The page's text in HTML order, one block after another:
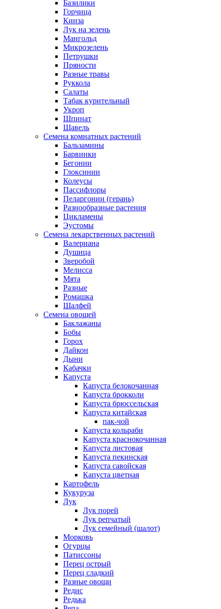
Базилики
Горчица
Кинза
Лук на зелень
Мангольд
Микрозелень
Петрушки
Пряности
Разные травы
Руккола
Салаты
Табак курительный
Укроп
Шпинат
Щавель
Семена комнатных растений
Бальзамины
Барвинки
Бегонии
Глоксинии
Колеусы
Пассифлоры
Пеларгонии (герань)
Разнообразные растения
Цикламены
Эустомы
Семена лекарственных растений
Валериана
Душица
Зверобой
Мелисса
Мята
Разные
Ромашка
Шалфей
Семена овощей
Баклажаны
Бобы
Горох
Дайкон
Дыни
Кабачки
Капуста
Капуста белокочанная
Капуста брокколи
Капуста брюссельская
Капуста китайская
пак-чой
Капуста кольраби
Капуста краснокочанная
Капуста листовая
Капуста пекинская
Капуста савойская
Капуста цветная
Картофель
Кукуруза
Лук
Лук порей
Лук репчатый
Лук семейный (шалот)
Морковь
Огурцы
Патиссоны
Перец острый
Перец сладкий
Разные овощи
Редис
Редька